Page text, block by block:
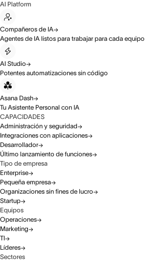
AI Platform
Compañeros de IA
Agentes de IA listos para trabajar para cada equipo
AI Studio
Potentes automatizaciones sin código
Asana Dash
Tu Asistente Personal con IA
CAPACIDADES
Administración y seguridad
Integraciones con aplicaciones
Desarrollador
Último lanzamiento de funciones
Tipo de empresa
Enterprise
Pequeña empresa
Organizaciones sin fines de lucro
Startup
Equipos
Operaciones
Marketing
TI
Líderes
Sectores